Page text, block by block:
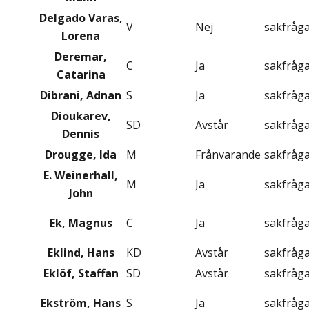
Delgado Varas,
Lorena
V Nej
Deremar,
Catarina
C Ja
Dibrani, Adnan S Ja
Dioukarev,
Dennis
SD Avstår
Drougge, Ida
M Frånvarande
E. Weinerhall,
John
M Ja
Ek, Magnus C Ja
Eklind, Hans
KD Avstår
Eklöf, Staffan SD Avstår
Ekström, Hans S Ja